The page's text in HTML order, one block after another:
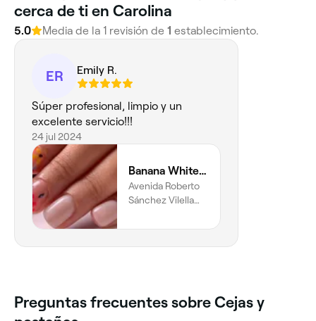
cerca de ti en Carolina
5.0 Media de la 1 revisión de 1 establecimiento.
ER Emily R.
Súper profesional, limpio y un
excelente servicio!!!
24 jul 2024
Banana White Studio
Avenida Roberto
Sánchez Vilella
Sabana Garden,
Preguntas frecuentes sobre Cejas y